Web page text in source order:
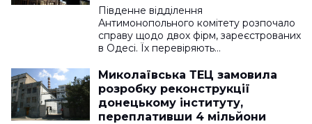
Південне відділення
Антимонопольного комітету розпочало
справу щодо двох фірм, зареєстрованих
в Одесі. Їх перевіряють…
Миколаївська ТЕЦ замовила
розробку реконструкції
донецькому інституту,
переплативши 4 мільйони